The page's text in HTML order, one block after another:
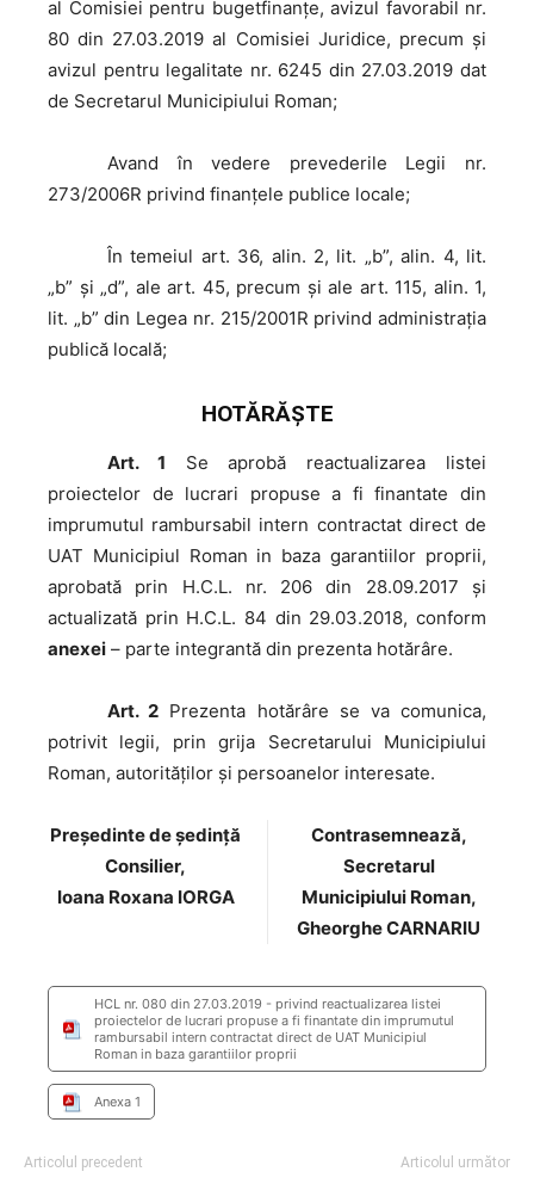
al Comisiei pentru bugetfinanţe, avizul favorabil nr.
80 din 27.03.2019 al Comisiei Juridice, precum şi
avizul pentru legalitate nr. 6245 din 27.03.2019 dat
de Secretarul Municipiului Roman;
Avand în vedere prevederile Legii nr.
273/2006R privind finanţele publice locale;
În temeiul art. 36, alin. 2, lit. „b”, alin. 4, lit.
„b” şi „d”, ale art. 45, precum şi ale art. 115, alin. 1,
lit. „b” din Legea nr. 215/2001R privind administraţia
publică locală;
HOTĂRĂŞTE
Art. 1 Se aprobă reactualizarea listei
proiectelor de lucrari propuse a fi finantate din
imprumutul rambursabil intern contractat direct de
UAT Municipiul Roman in baza garantiilor proprii,
aprobată prin H.C.L. nr. 206 din 28.09.2017 și
actualizată prin H.C.L. 84 din 29.03.2018, conform
anexei – parte integrantă din prezenta hotărâre.
Art. 2 Prezenta hotărâre se va comunica,
potrivit legii, prin grija Secretarului Municipiului
Roman, autorităţilor şi persoanelor interesate.
Preşedinte de şedinţă
Consilier,
Ioana Roxana IORGA
Contrasemnează,
Secretarul
Municipiului Roman,
Gheorghe CARNARIU
HCL nr. 080 din 27.03.2019 - privind reactualizarea listei
proiectelor de lucrari propuse a fi finantate din imprumutul
rambursabil intern contractat direct de UAT Municipiul
Roman in baza garantiilor proprii
Anexa 1
Articolul precedent Articolul următor